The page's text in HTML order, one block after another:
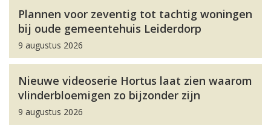
Plannen voor zeventig tot tachtig woningen
bij oude gemeentehuis Leiderdorp
9 augustus 2026
Nieuwe videoserie Hortus laat zien waarom
vlinderbloemigen zo bijzonder zijn
9 augustus 2026